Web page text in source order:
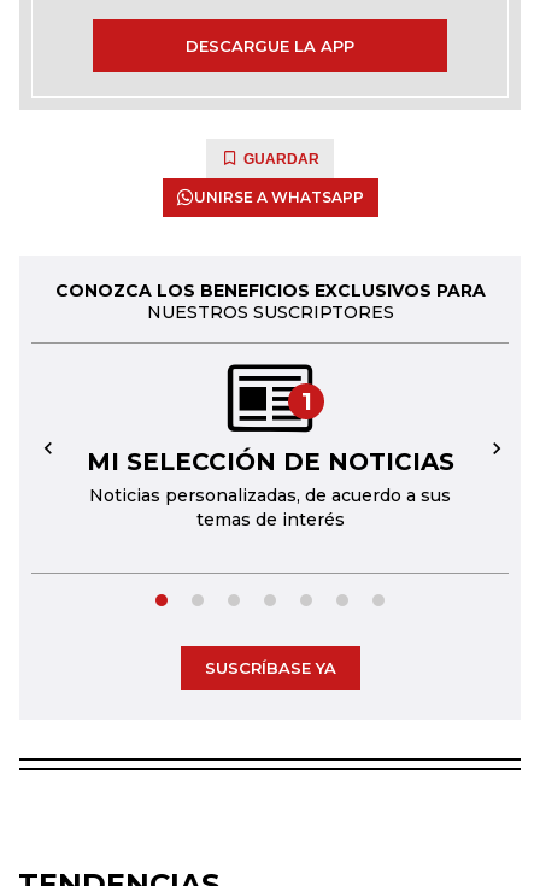
DESCARGUE LA APP
GUARDAR
UNIRSE A WHATSAPP
CONOZCA LOS BENEFICIOS EXCLUSIVOS PARA
NUESTROS SUSCRIPTORES
1
MI SELECCIÓN DE NOTICIAS
Noticias personalizadas, de acuerdo a sus
temas de interés
← →
SUSCRÍBASE YA